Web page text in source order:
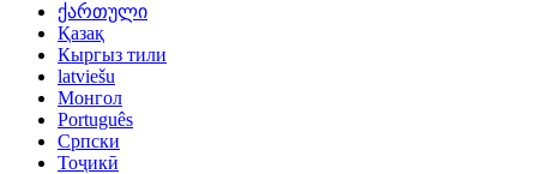
ქართული
Қазақ
Кыргыз тили
latviešu
Монгол
Português
Српски
Тоҷикӣ